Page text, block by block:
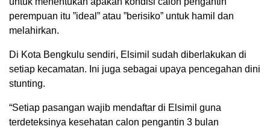
perempuan itu ”ideal” atau ”berisiko” untuk hamil dan
melahirkan.
Di Kota Bengkulu sendiri, Elsimil sudah diberlakukan di
setiap kecamatan. Ini juga sebagai upaya pencegahan dini
stunting.
“Setiap pasangan wajib mendaftar di Elsimil guna
terdeteksinya kesehatan calon pengantin 3 bulan